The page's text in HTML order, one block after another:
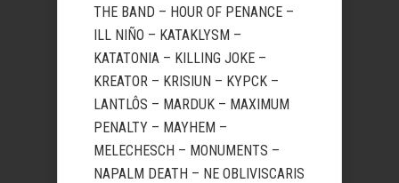
THE BAND – HOUR OF PENANCE –
ILL NIÑO – KATAKLYSM –
KATATONIA – KILLING JOKE –
KREATOR – KRISIUN – KYPCK –
LANTLÔS – MARDUK – MAXIMUM
PENALTY – MAYHEM –
MELECHESCH – MONUMENTS –
NAPALM DEATH – NE OBLIVISCARIS